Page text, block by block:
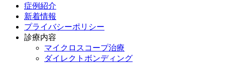
症例紹介
新着情報
プライバシーポリシー
診療内容
マイクロスコープ治療
ダイレクトボンディング